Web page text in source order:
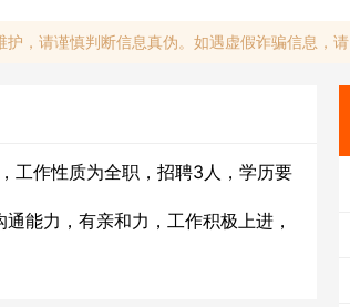
，请谨慎判断信息真伪。如遇虚假诈骗信息，请
工作性质为全职，招聘3人，学历要
能力，有亲和力，工作积极上进，